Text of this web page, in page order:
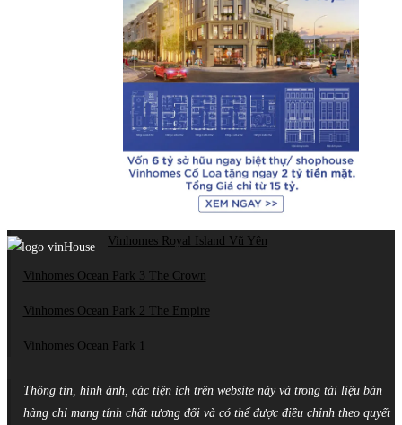
Vinhomes Royal Island Vũ Yên
Vinhomes Ocean Park 3 The Crown
Vinhomes Ocean Park 2 The Empire
Vinhomes Ocean Park 1
Thông tin, hình ảnh, các tiện ích trên website này và trong tài liệu bán
hàng chỉ mang tính chất tương đối và có thể được điều chỉnh theo quyết